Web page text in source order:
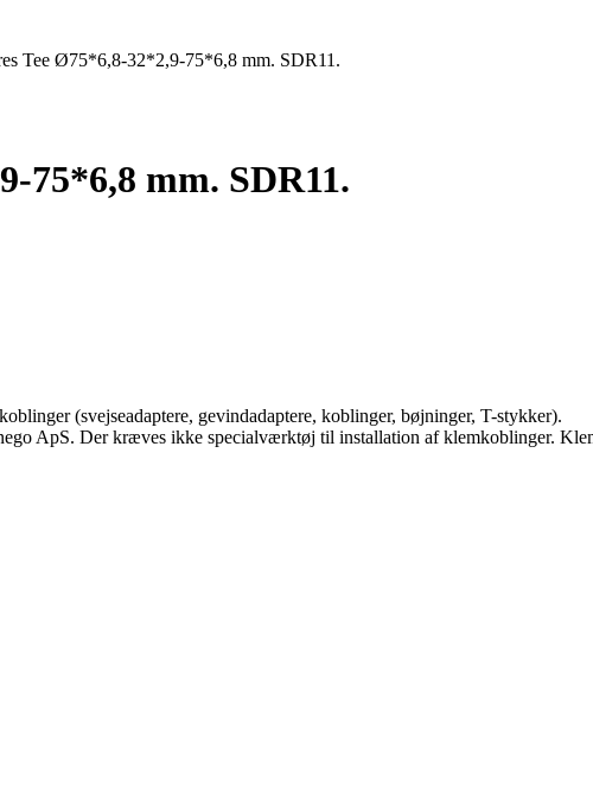
Tee Ø75*6,8-32*2,9-75*6,8 mm. SDR11.
75*6,8 mm. SDR11.
(svejseadaptere, gevindadaptere, koblinger, bøjninger, T-stykker).
ApS. Der kræves ikke specialværktøj til installation af klemkoblinger.